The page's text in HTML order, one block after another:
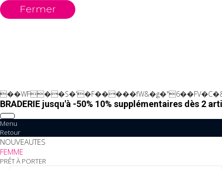
Fermer
BRADERIE jusqu'à -50% 10% supplémentaires dès 2
Menu
Retour
NOUVEAUTES
FEMME
PRÊT À PORTER